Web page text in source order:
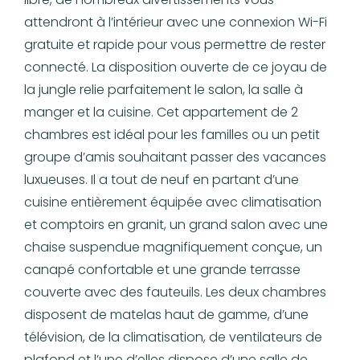
attendront à l’intérieur avec une connexion Wi-Fi
gratuite et rapide pour vous permettre de rester
connecté. La disposition ouverte de ce joyau de
la jungle relie parfaitement le salon, la salle à
manger et la cuisine. Cet appartement de 2
chambres est idéal pour les familles ou un petit
groupe d’amis souhaitant passer des vacances
luxueuses. Il a tout de neuf en partant d’une
cuisine entièrement équipée avec climatisation
et comptoirs en granit, un grand salon avec une
chaise suspendue magnifiquement conçue, un
canapé confortable et une grande terrasse
couverte avec des fauteuils. Les deux chambres
disposent de matelas haut de gamme, d’une
télévision, de la climatisation, de ventilateurs de